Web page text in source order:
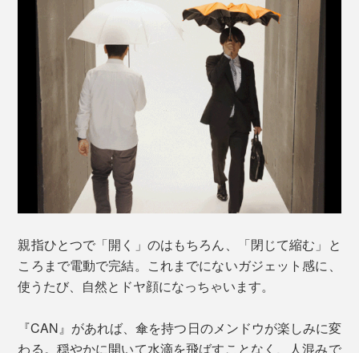
親指ひとつで「開く」のはもちろん、「閉じて縮む」と
ころまで電動で完結。これまでにないガジェット感に、
使うたび、自然とドヤ顔になっちゃいます。
『CAN』があれば、傘を持つ日のメンドウが楽しみに変
わる。穏やかに開いて水滴を飛ばすことなく、人混みで